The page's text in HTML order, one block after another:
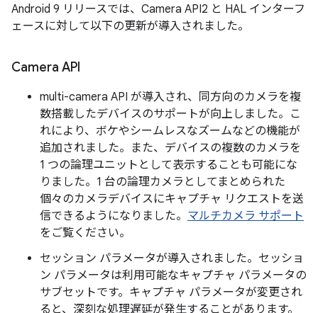
Android 9 リリースでは、Camera API2 と HAL インターフ
ェースに対して以下の更新が導入されました。
Camera API
multi-camera API が導入され、同方向のカメラを複
数搭載したデバイスのサポートが向上しました。こ
れにより、ボケやシームレスなズームなどの機能が
追加されました。また、デバイスの複数のカメラを
1 つの論理ユニットとして表示することも可能にな
りました。1 台の論理カメラとしてまとめられた
個々のカメラデバイスにキャプチャ リクエストを送
信できるようになりました。 マルチカメラ サポート
をご覧ください。
セッション パラメータが導入されました。セッショ
ン パラメータは利用可能なキャプチャ パラメータの
サブセットです。キャプチャ パラメータが変更され
ると、深刻な処理遅延が発生することがあります。